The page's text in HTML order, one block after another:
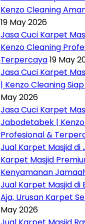
Kenzo Cleaning
19 May 2026
Jasa Cuci Karpet
Kenzo Cleaning
Terpercaya19 May
Jasa Cuci Karpet
| Kenzo Cleaning
May 2026
Jasa Cuci Karpet
Jabodetabek |
Profesional &
Jual Karpet Masjid di
Karpet Masjid
Kenyamanan
Jual Karpet Masjid di
Aja, Urusan Karpet
May 2026